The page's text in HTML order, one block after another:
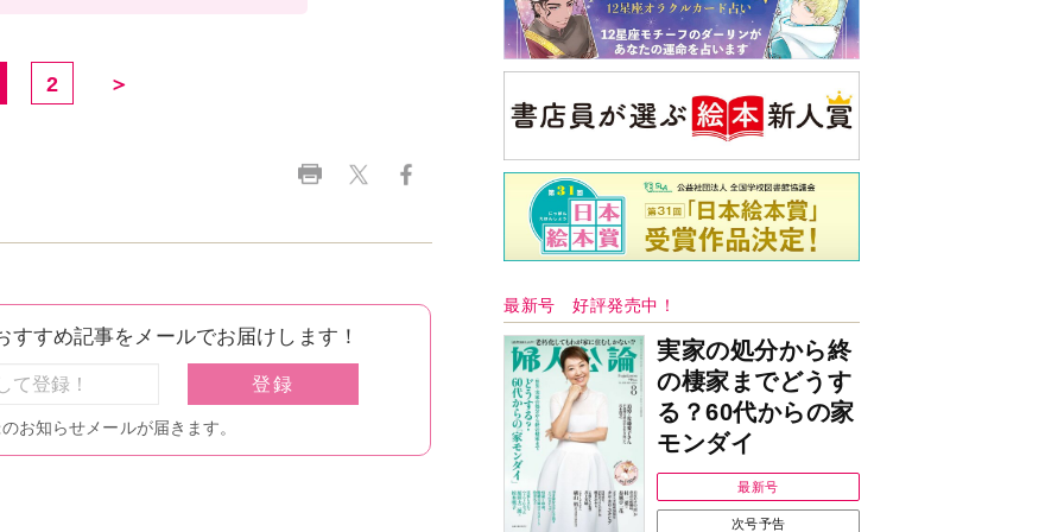
2 ＞
最新号 好評発売中！
実家の処分から終
の棲家までどうす
る？60代からの家
モンダイ
最新号
次号予告